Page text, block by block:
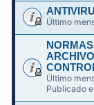
Último
Último
Publicado